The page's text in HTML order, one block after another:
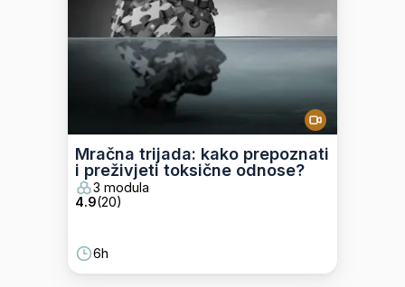
Mračna trijada: kako prepoznati
i preživjeti toksične odnose?
3 modula
4.9(20)
6h